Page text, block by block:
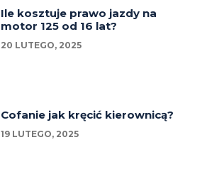
Ile kosztuje prawo jazdy na
motor 125 od 16 lat?
20 LUTEGO, 2025
Cofanie jak kręcić kierownicą?
19 LUTEGO, 2025